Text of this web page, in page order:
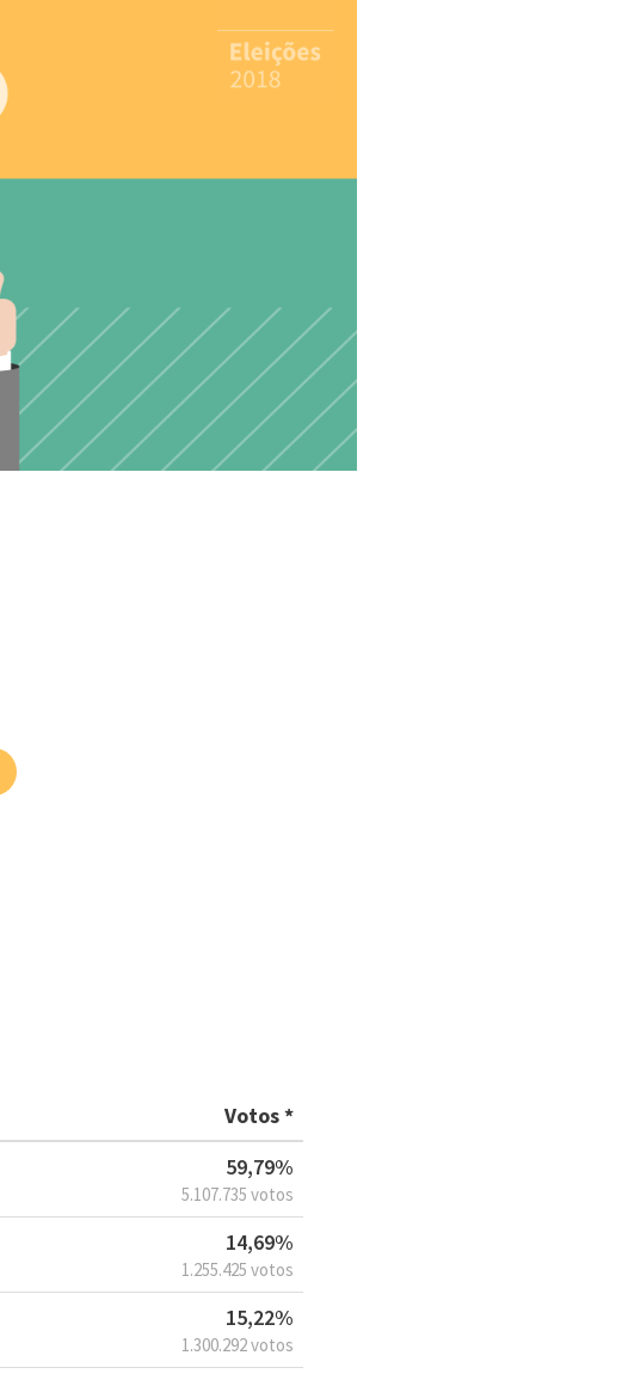
Votos *
59,79%
5.107.735 votos
14,69%
1.255.425 votos
15,22%
1.300.292 votos